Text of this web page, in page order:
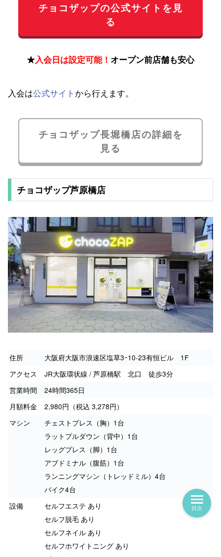
チョコザップの公式サイトを見
る
★入会日は設定可能！ オープン前店舗も安心
入会は公式サイト から行えます。
チョコザップ長堀橋店の詳細を
見る
チョコザップ芦原橋店
住所
大阪府大阪市浪速区塩草3ｰ10-23有恒ビル 1F
アクセス
JR大阪環状線 / 芦原橋駅 北口 徒歩3分
営業時間
24時間365日
月額料金
2,980円（税込 3,278円）
マシン
チェストプレス（胸）1台
ラットプルダウン（背中）1台
レッグプレス（脚）1台
アブドミナル（腹筋）1台
ランニングマシン（トレッドミル）4台
バイク4台
設備
セルフエステ あり
セルフ脱毛 あり
セルフネイル あり
セルフホワイトニング あり
目次